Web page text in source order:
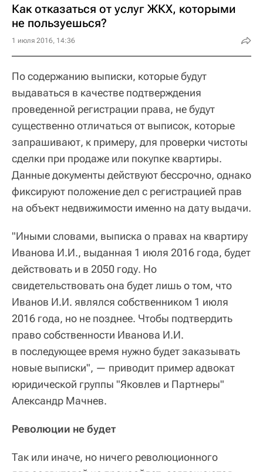
Как отказаться от услуг ЖКХ, которыми
не пользуешься?
1 июля 2016, 14:36
По содержанию выписки, которые будут
выдаваться в качестве подтверждения
проведенной регистрации права, не будут
существенно отличаться от выписок, которые
запрашивают, к примеру, для проверки чистоты
сделки при продаже или покупке квартиры.
Данные документы действуют бессрочно, однако
фиксируют положение дел с регистрацией прав
на объект недвижимости именно на дату выдачи.
"Иными словами, выписка о правах на квартиру
Иванова И.И., выданная 1 июля 2016 года, будет
действовать и в 2050 году. Но
свидетельствовать она будет лишь о том, что
Иванов И.И. являлся собственником 1 июля
2016 года, но не позднее. Чтобы подтвердить
право собственности Иванова И.И.
в последующее время нужно будет заказывать
новые выписки", — приводит пример адвокат
юридической группы "Яковлев и Партнеры"
Александр Мачнев.
Революции не будет
Так или иначе, но ничего революционного